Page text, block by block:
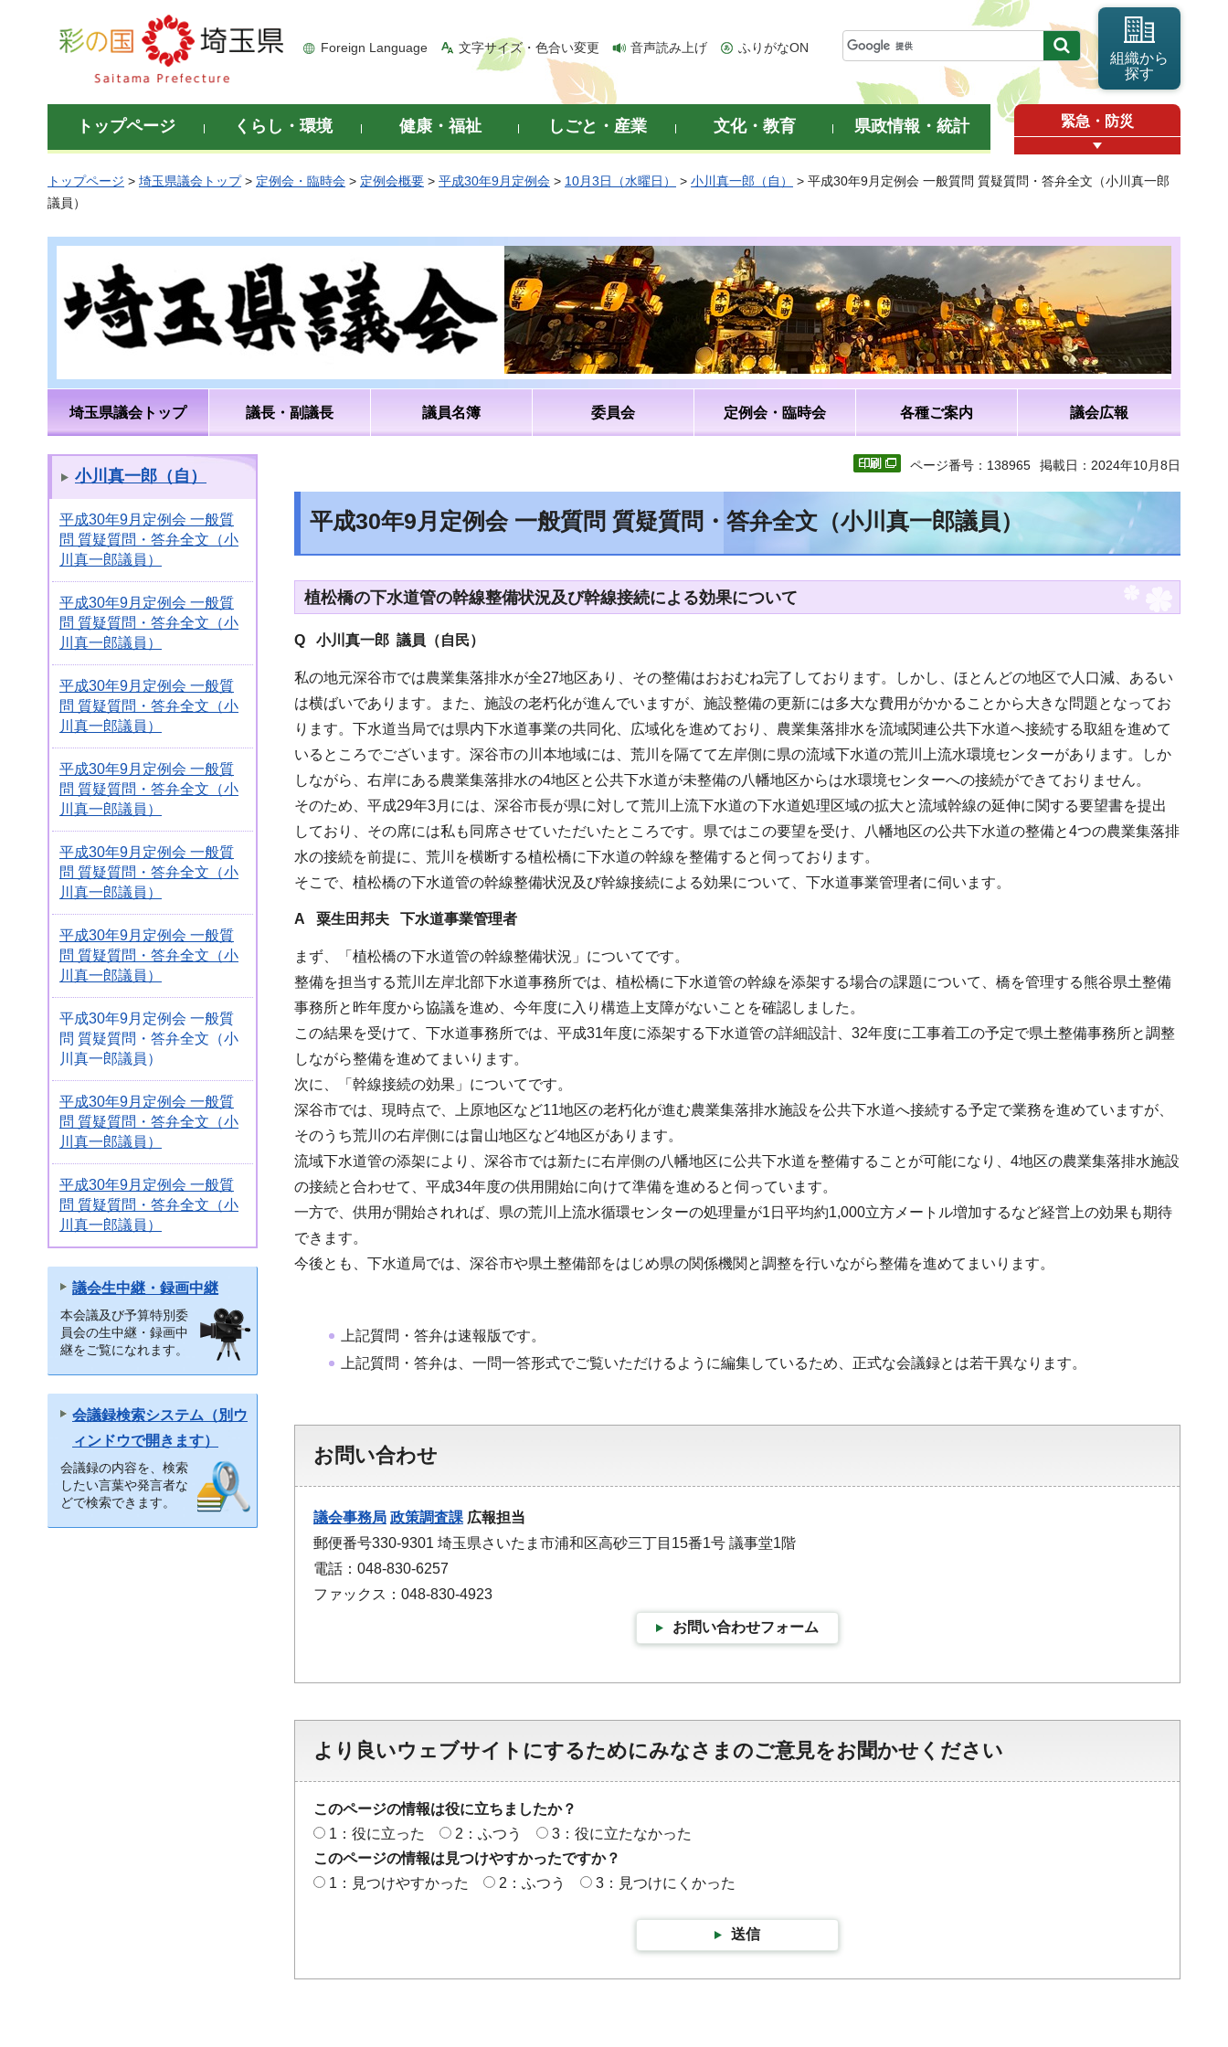
彩の国 埼玉県
Foreign Language 文字サイズ・色合い変更 音声読み上げ ふりがなON
組織から
探す
トップページ くらし・環境 健康・福祉 しごと・産業 文化・教育 県政情報・統計 緊急・防災
トップページ > 埼玉県議会トップ> 定例会・臨時会 > 定例会概要 > 平成30年9月定例会 > 10月3日（水曜日） > 小川真一郎（自）
> 平成30年9月定例会 一般質問 質疑質問・答弁全文（小川真一郎
議員）
埼玉県議会トップ 議長・副議長 議員名簿 委員会 定例会・臨時会 各種ご案内 議会広報
小川真一郎（自）
平成30年9月定例会 一般質
問 質疑質問・答弁全文（小
川真一郎議員）
平成30年9月定例会 一般質
問 質疑質問・答弁全文（小
川真一郎議員）
平成30年9月定例会 一般質
問 質疑質問・答弁全文（小
川真一郎議員）
平成30年9月定例会 一般質
問 質疑質問・答弁全文（小
川真一郎議員）
平成30年9月定例会 一般質
問 質疑質問・答弁全文（小
川真一郎議員）
平成30年9月定例会 一般質
問 質疑質問・答弁全文（小
川真一郎議員）
平成30年9月定例会 一般質
問 質疑質問・答弁全文（小
川真一郎議員）
平成30年9月定例会 一般質
問 質疑質問・答弁全文（小
川真一郎議員）
平成30年9月定例会 一般質
問 質疑質問・答弁全文（小
川真一郎議員）
議会生中継・録画中継
本会議及び予算特別委
員会の生中継・録画中
継をご覧になれます。
会議録検索システム（別ウ
ィンドウで開きます）
会議録の内容を、検索
したい言葉や発言者な
どで検索できます。
ページ番号：138965 掲載日：2024年10月8日
平成30年9月定例会 一般質問 質疑質問・答弁全文（小川真一郎議員）
植松橋の下水道管の幹線整備状況及び幹線接続による効果について
Q 小川真一郎 議員（自民）
私の地元深谷市では農業集落排水が全27地区あり、その整備はおおむね完了しております。しかし、ほとんどの地区で人口減、あるい
は横ばいであります。また、施設の老朽化が進んでいますが、施設整備の更新には多大な費用がかかることから大きな問題となってお
ります。下水道当局では県内下水道事業の共同化、広域化を進めており、農業集落排水を流域関連公共下水道へ接続する取組を進めて
いるところでございます。深谷市の川本地域には、荒川を隔てて左岸側に県の流域下水道の荒川上流水環境センターがあります。しか
しながら、右岸にある農業集落排水の4地区と公共下水道が未整備の八幡地区からは水環境センターへの接続ができておりません。
そのため、平成29年3月には、深谷市長が県に対して荒川上流下水道の下水道処理区域の拡大と流域幹線の延伸に関する要望書を提出
しており、その席には私も同席させていただいたところです。県ではこの要望を受け、八幡地区の公共下水道の整備と4つの農業集落排
水の接続を前提に、荒川を横断する植松橋に下水道の幹線を整備すると伺っております。
そこで、植松橋の下水道管の幹線整備状況及び幹線接続による効果について、下水道事業管理者に伺います。
A 粟生田邦夫 下水道事業管理者
まず、「植松橋の下水道管の幹線整備状況」についてです。
整備を担当する荒川左岸北部下水道事務所では、植松橋に下水道管の幹線を添架する場合の課題について、橋を管理する熊谷県土整備
事務所と昨年度から協議を進め、今年度に入り構造上支障がないことを確認しました。
この結果を受けて、下水道事務所では、平成31年度に添架する下水道管の詳細設計、32年度に工事着工の予定で県土整備事務所と調整
しながら整備を進めてまいります。
次に、「幹線接続の効果」についてです。
深谷市では、現時点で、上原地区など11地区の老朽化が進む農業集落排水施設を公共下水道へ接続する予定で業務を進めていますが、
そのうち荒川の右岸側には畠山地区など4地区があります。
流域下水道管の添架により、深谷市では新たに右岸側の八幡地区に公共下水道を整備することが可能になり、4地区の農業集落排水施設
の接続と合わせて、平成34年度の供用開始に向けて準備を進めると伺っています。
一方で、供用が開始されれば、県の荒川上流水循環センターの処理量が1日平均約1,000立方メートル増加するなど経営上の効果も期待
できます。
今後とも、下水道局では、深谷市や県土整備部をはじめ県の関係機関と調整を行いながら整備を進めてまいります。
上記質問・答弁は速報版です。
上記質問・答弁は、一問一答形式でご覧いただけるように編集しているため、正式な会議録とは若干異なります。
お問い合わせ
議会事務局 政策調査課 広報担当
郵便番号330-9301 埼玉県さいたま市浦和区高砂三丁目15番1号 議事堂1階
電話：048-830-6257
ファックス：048-830-4923
お問い合わせフォーム
より良いウェブサイトにするためにみなさまのご意見をお聞かせください
このページの情報は役に立ちましたか？
1：役に立った
2：ふつう
3：役に立たなかった
このページの情報は見つけやすかったですか？
1：見つけやすかった
2：ふつう 3：見つけにくかった
送信